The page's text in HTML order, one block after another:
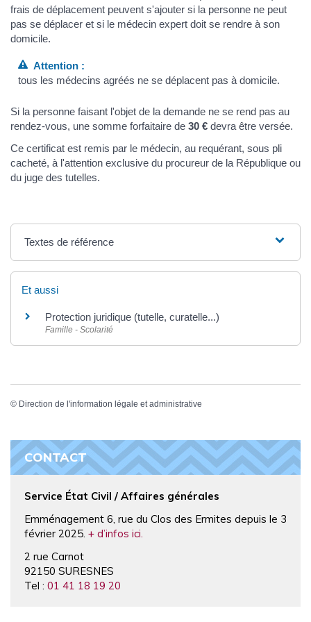
frais de déplacement peuvent s'ajouter si la personne ne peut
pas se déplacer et si le médecin expert doit se rendre à son
domicile.
Attention :
tous les médecins agréés ne se déplacent pas à domicile.
Si la personne faisant l'objet de la demande ne se rend pas au
rendez-vous, une somme forfaitaire de 30 € devra être versée.
Ce certificat est remis par le médecin, au requérant, sous pli
cacheté, à l'attention exclusive du procureur de la République ou
du juge des tutelles.
Textes de référence
Et aussi
Protection juridique (tutelle, curatelle...)
Famille - Scolarité
© Direction de l'information légale et administrative
CONTACT
Service État Civil / Affaires générales
Emménagement 6, rue du Clos des Ermites depuis le 3
février 2025. + d’infos ici.
2 rue Carnot
92150 SURESNES
Tel : 01 41 18 19 20